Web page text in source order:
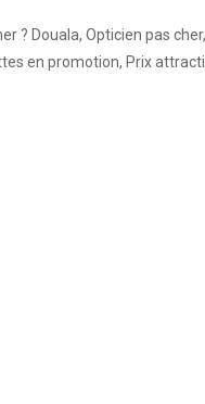
? Douala, Opticien pas
en promotion, Prix